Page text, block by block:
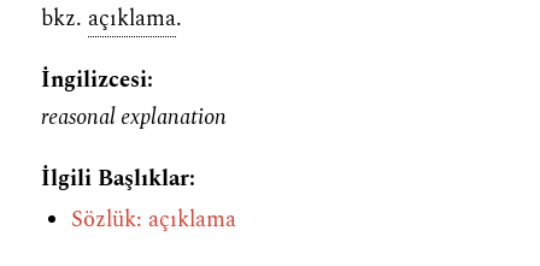
bkz. açıklama.
İngilizcesi:
reasonal explanation
İlgili Başlıklar:
Sözlük: açıklama